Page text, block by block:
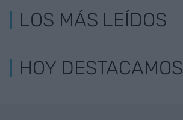
LOS MÁS LEÍDOS
HOY DESTACAMOS